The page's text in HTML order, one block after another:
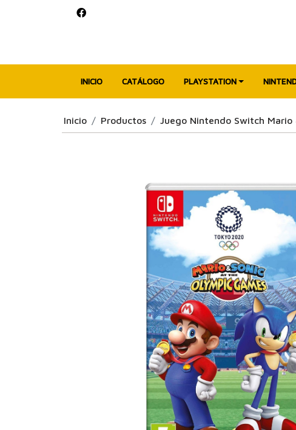
INICIO CATÁLOGO PLAYSTATION
Inicio Productos Juego Nintendo Switch Mario